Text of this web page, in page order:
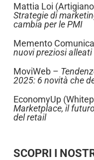
Mattia Loi
Strategie di
cambia per le PMI
Memento
nuovi preziosi alleati
MoviWeb –
2025: 6 novità che
EconomyUp
Marketplace, il
del retail
SCOPRI I